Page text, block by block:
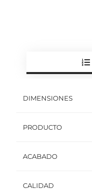
DIMENSIONES
PRODUCTO
ACABADO
CALIDAD